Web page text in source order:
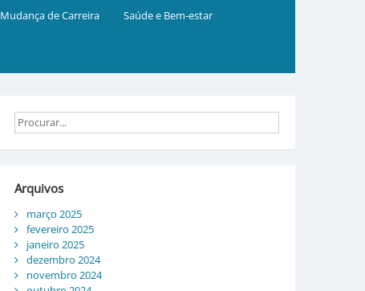
Mudança de Carreira Saúde e Bem-estar
Arquivos
março 2025
fevereiro 2025
janeiro 2025
dezembro 2024
novembro 2024